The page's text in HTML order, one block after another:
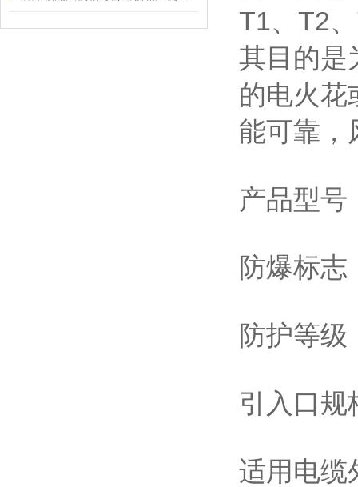
T1、T2
其目的是
的电火花
能可靠，
产品型号
防爆标志
防护等级
引入口规
适用电缆